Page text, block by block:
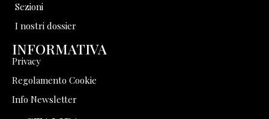
Sezioni
I nostri dossier
INFORMATIVA
Privacy
Regolamento Cookie
Info Newsletter